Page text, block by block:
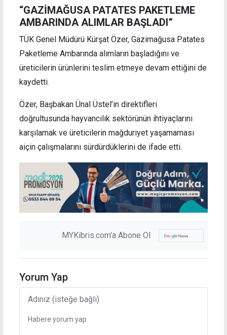
“GAZİMAĞUSA PATATES PAKETLEME
AMBARINDA ALIMLAR BAŞLADI”
TÜK Genel Müdürü Kürşat Özer, Gazimağusa Patates
Paketleme Ambarında alımların başladığını ve
üreticilerin ürünlerini teslim etmeye devam ettiğini de
kaydetti.
Özer, Başbakan Ünal Üstel’in direktifleri
doğrultusunda hayvancılık sektörünün ihtiyaçlarını
karşılamak ve üreticilerin mağduriyet yaşamaması
aiçin çalışmalarını sürdürdüklerini de ifade etti.
MYKibris.com'a Abone Ol
Yorum Yap